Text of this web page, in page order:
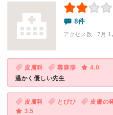
8件
アクセス数 7月:
皮膚科 蕁麻疹
4.0
温かく優しい先生
皮膚科 とびひ
皮膚の
3.5